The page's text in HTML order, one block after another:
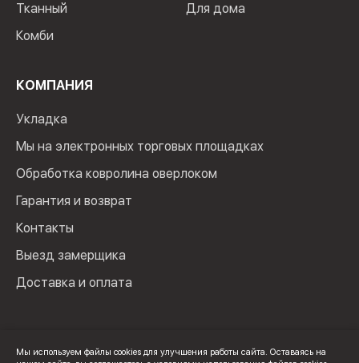
Тканный
Комби
Для дома
КОМПАНИЯ
Укладка
Мы на электронных торговых площадках
Обработка ковролина оверлоком
Гарантия и возврат
Контакты
Выезд замерщика
Доставка и оплата
Мы используем файлы cookies для улучшения работы сайта. Оставаясь на